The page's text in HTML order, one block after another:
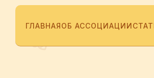
ГЛАВНАЯОБ АССОЦИАЦИИ